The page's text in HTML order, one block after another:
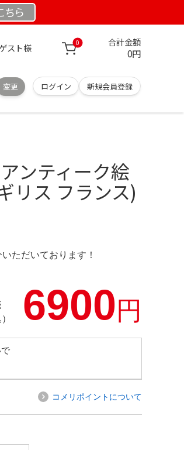
ちら
ゲスト様 0 合計金額
0円
変更 ログイン 新規会員登録
ンティーク絵
リス フランス)
ただいております！
6900円
コメリポイントについて